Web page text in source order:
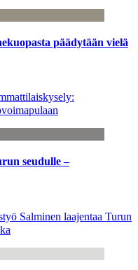
päädytään vielä
seudulle –
Salminen laajentaa Turun